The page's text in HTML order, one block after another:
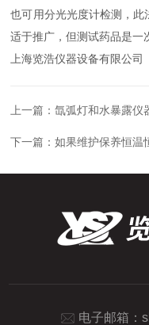
也可用分光光度计检测，
适于推广，但测试药品是一
上海览浩仪器设备有限公司
上一篇：氙弧灯和水暴露仪
下一篇：如果维护保养恒温
电子邮箱：